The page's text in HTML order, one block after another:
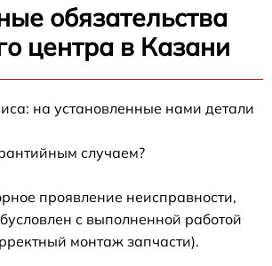
обязательства
центра в Казани
на установленные нами детали
случаем?
проявление неисправности,
с выполненной работой
монтаж запчасти).